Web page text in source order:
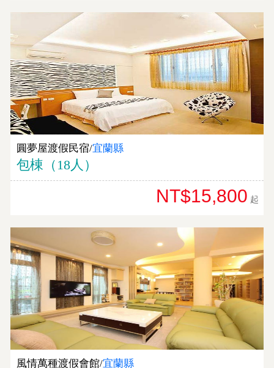
圓夢屋渡假民宿/宜蘭縣
包棟（18人）
NT$15,800 起
風情萬種渡假會館/宜蘭縣